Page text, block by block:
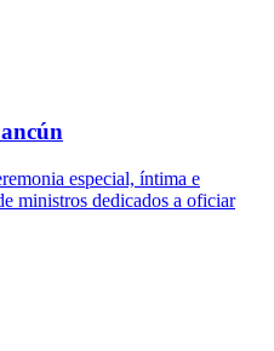
especial, íntima e
ministros dedicados a oficiar